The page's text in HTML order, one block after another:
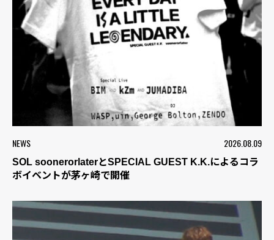
NEWS 2026.08.09
SOL soonerorlaterとSPECIAL GUEST K.K.によるコラ
ボイベントが茅ヶ崎で開催